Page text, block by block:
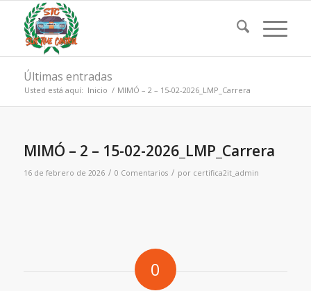
Últimas entradas
Usted está aquí: Inicio / MIMÓ – 2 – 15-02-2026_LMP_Carrera
MIMÓ – 2 – 15-02-2026_LMP_Carrera
16 de febrero de 2026 / 0 Comentarios / por certifica2it_admin
0